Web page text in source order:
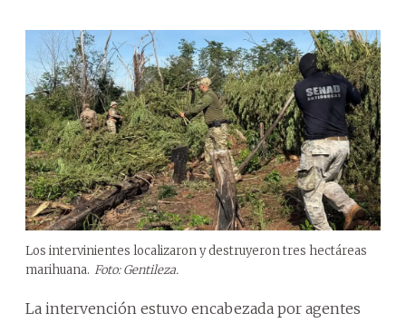
Los intervinientes localizaron y destruyeron tres hectáreas
marihuana. Foto: Gentileza.
La intervención estuvo encabezada por agentes